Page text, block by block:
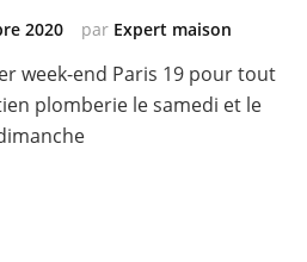
par Expert maison
2020
week-end Paris 19 pour tout
plomberie le samedi et le